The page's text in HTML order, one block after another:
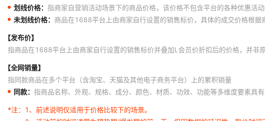
划线价格： 指商家自营销活动场景下的商品价格，该价格不包含平台的各种优惠活
未划线价格： 商品在1688平台上由商家自行设置的销售标价，具体的成交价格根据
【发布价】
指商品在1688平台上由商家自行设置的销售标价并叠加L会员价折扣后的价格，并非原
【全网销量】
指同款商品在多个平台（含淘宝、天猫及其他电子商务平台）上的累积销量
同款： 指商品名称、外观、规格、成分、颜色、材质、功效、功能等多维度要素具
*注：
1、前述说明仅适用于价格比较下的场景。